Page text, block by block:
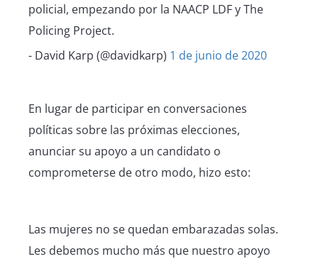
policial, empezando por la NAACP LDF y The
Policing Project.
- David Karp (@davidkarp) 1 de junio de 2020
En lugar de participar en conversaciones
políticas sobre las próximas elecciones,
anunciar su apoyo a un candidato o
comprometerse de otro modo, hizo esto:
Las mujeres no se quedan embarazadas solas.
Les debemos mucho más que nuestro apoyo